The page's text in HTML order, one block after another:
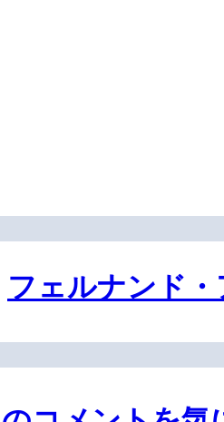
フェルナンド・